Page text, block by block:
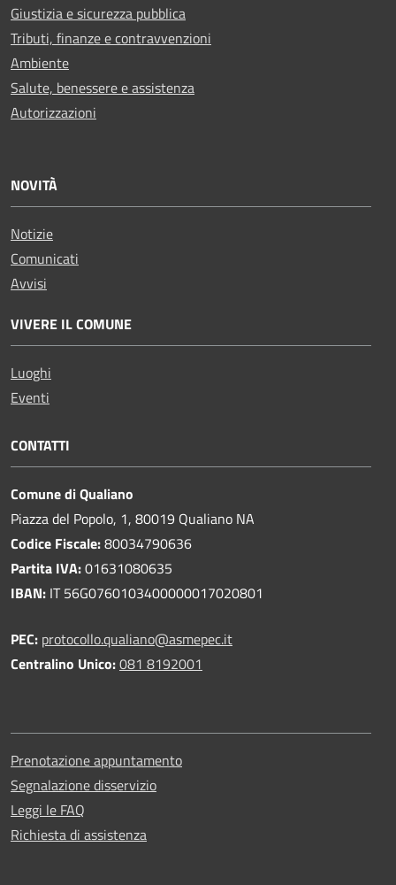
Giustizia e sicurezza pubblica
Tributi, finanze e contravvenzioni
Ambiente
Salute, benessere e assistenza
Autorizzazioni
NOVITÀ
Notizie
Comunicati
Avvisi
VIVERE IL COMUNE
Luoghi
Eventi
CONTATTI
Comune di Qualiano
Piazza del Popolo, 1, 80019 Qualiano NA
Codice Fiscale:80034790636
Partita IVA:01631080635
IBAN: IT 56G0760103400000017020801
PEC: protocollo.qualiano@asmepec.it
Centralino Unico:081 8192001
Prenotazione appuntamento
Segnalazione disservizio
Leggi le FAQ
Richiesta di assistenza